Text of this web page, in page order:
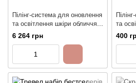
Пілінг-система для оновлення
та освітлення шкіри обличчя
iS Clinical Extra Strength Active
Peel Brightening System
6 264 грн
та
iS
Peel
400